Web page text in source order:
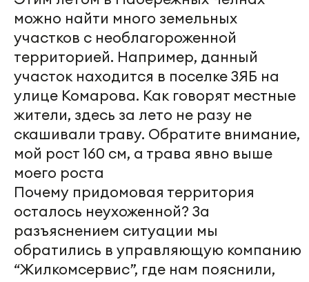
можно найти много земельных
участков с необлагороженной
территорией. Например, данный
участок находится в поселке ЗЯБ на
улице Комарова. Как говорят местные
жители, здесь за лето не разу не
скашивали траву. Обратите внимание,
мой рост 160 см, а трава явно выше
моего роста
Почему придомовая территория
осталось неухоженной? За
разъяснением ситуации мы
обратились в управляющую компанию
“Жилкомсервис”, где нам пояснили,